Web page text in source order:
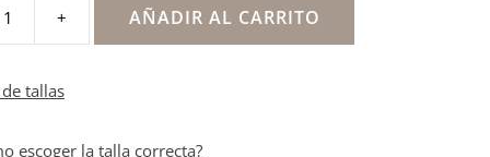
+ AÑADIR AL CARRITO
tallas
escoger la talla correcta?